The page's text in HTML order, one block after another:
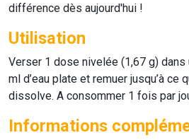
différence dès aujourd'hui !
Utilisation
Verser 1 dose nivelée (1,67 g) dans
ml d’eau plate et remuer jusqu’à ce
dissolve. A consommer 1 fois par
Informations